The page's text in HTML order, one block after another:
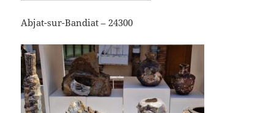
Abjat-sur-Bandiat – 24300